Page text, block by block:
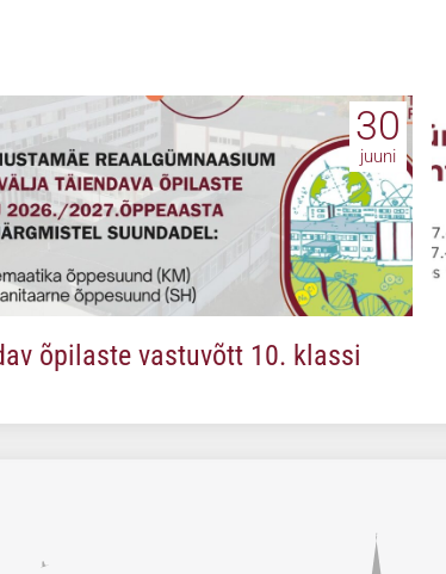
30
juuni
õpilaste vastuvõtt 10. klassi